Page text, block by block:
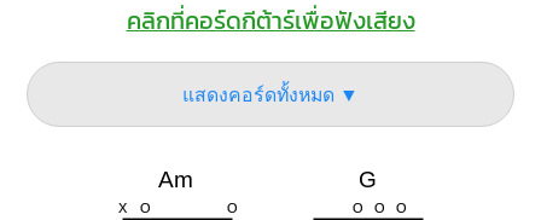
คลิกที่คอร์ดกีต้าร์เพื่อฟังเสียง
แสดงคอร์ดทั้งหมด ▼
Am
X O O
G
O O O